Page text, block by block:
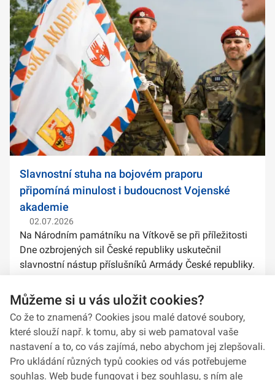
Slavnostní stuha na bojovém praporu
připomíná minulost i budoucnost Vojenské
akademie
02.07.2026
Na Národním památníku na Vítkově se při příležitosti
Dne ozbrojených sil České republiky uskutečnil
slavnostní nástup příslušníků Armády České republiky.
stuh na bojové prapory vybranýc...
Můžeme si u vás uložit cookies?
Co že to znamená? Cookies jsou malé datové soubory,
které slouží např. k tomu, aby si web pamatoval vaše
nastavení a to, co vás zajímá, nebo abychom jej zlepšovali.
Pro ukládání různých typů cookies od vás potřebujeme
souhlas. Web bude fungovat i bez souhlasu, s ním ale